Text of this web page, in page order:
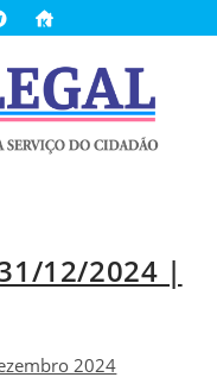
12/2024 |
2024